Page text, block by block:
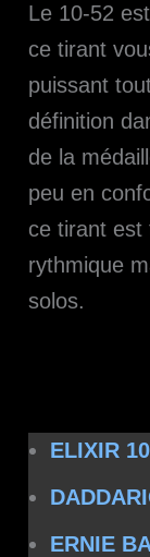
Le 10-52
ce tirant
puissant
définition
de la
peu en
ce tirant est
rythmique
solos.
ELIXIR
ERNIE